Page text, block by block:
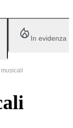
In evidenza